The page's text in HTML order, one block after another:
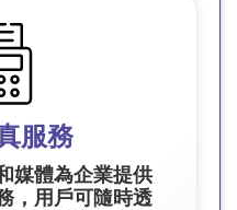
服務
媒體為企業提供
，用戶可隨時透